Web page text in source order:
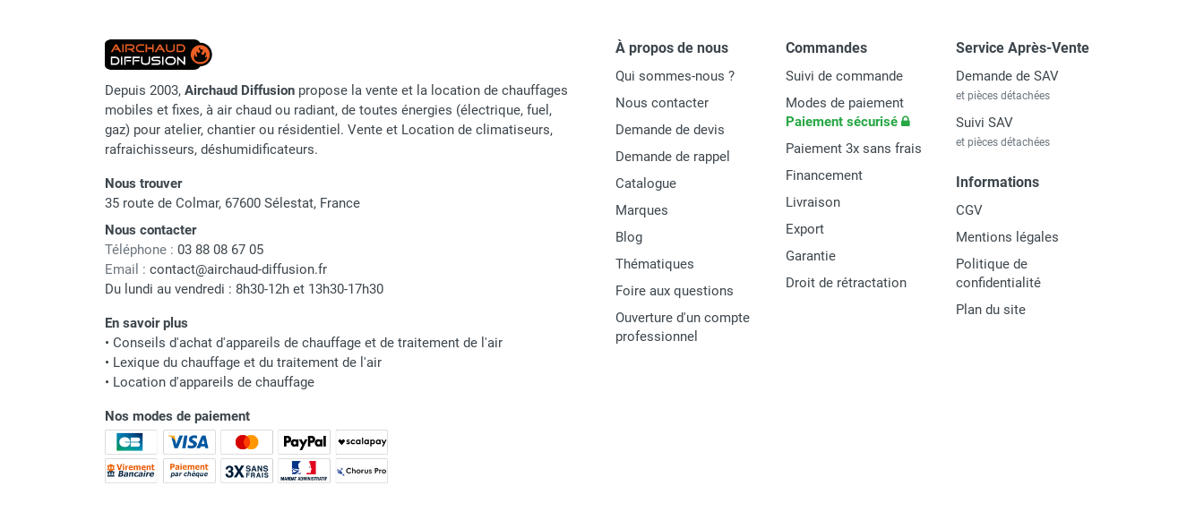
Déshumidificateur à adsorption /
Déshydrateur
Humidificateur d'air
Purificateur d'air
Neutraliseur d'odeur
Hygiène
Sèche-main et sèche-cheveux
Distributeur de savon
Chauffage d'atelier fixe au fioul et
GNR
Chauffage au fioul avec réservoir
Chauffage au fioul à raccorder sur
citerne
Aérotherme au fioul
Chauffage polycombustible / huile
Chauffage d'atelier fixe avec brûleur
gaz
Chauffage d'atelier suspendu
Chauffage suspendu au fioul
Depuis 2003, Airchaud Diffusion propose la vente et la location de chauffages
mobiles et fixes, à air chaud ou radiant, de toutes énergies (électrique, fuel,
gaz) pour atelier, chantier ou résidentiel. Vente et Location de climatiseurs,
rafraichisseurs, déshumidificateurs.
Nous trouver
35 route de Colmar, 67600 Sélestat, France
Nous contacter
Téléphone : 03 88 08 67 05
Email : contact@airchaud-diffusion.fr
Du lundi au vendredi : 8h30-12h et 13h30-17h30
En savoir plus
• Conseils d'achat d'appareils de chauffage et de traitement de l'air
• Lexique du chauffage et du traitement de l'air
• Location d'appareils de chauffage
Nos modes de paiement
À propos de nous
Qui sommes-nous ?
Nous contacter
Demande de devis
Demande de rappel
Catalogue
Marques
Blog
Thématiques
Foire aux questions
Ouverture d'un compte
professionnel
Commandes
Suivi de commande
Modes de paiement
Paiement sécurisé
Paiement 3x sans frais
Financement
Livraison
Export
Garantie
Droit de rétractation
Service Après-Vente
Demande de SAV
et pièces détachées
Suivi SAV
et pièces détachées
Informations
CGV
Mentions légales
Politique de
confidentialité
Plan du site